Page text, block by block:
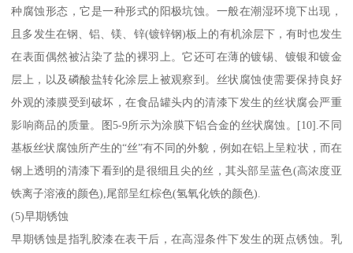
种腐蚀形态，它是一种形式的阳极坑蚀。一般在潮湿环境下出现，
且多发生在钢、铝、镁、锌(镀锌钢)板上的有机涂层下，有时也发生
在表面偶然被沾染了盐的裸羽上。它还可在薄的镀锡、镀银和镀金
层上，以及磷酸盐转化涂层上被观察到。丝状腐蚀使需要保持良好
外观的漆膜受到破坏，在食品罐头内的清漆下发生的丝状腐会严重
影响商品的质量。图5-9所示为涂膜下铝合金的丝状腐蚀。[10].不同
基板丝状腐蚀所产生的“丝”有不同的外貌，例如在铝上呈粒状，而在
钢上透明的清漆下看到的是很细且尖的丝，其头部呈蓝色(高浓度亚
铁离子溶液的颜色),尾部呈红棕色(氢氧化铁的颜色).
(5)早期锈蚀
早期锈蚀是指乳胶漆在表干后，在高湿条件下发生的斑点锈蚀。乳